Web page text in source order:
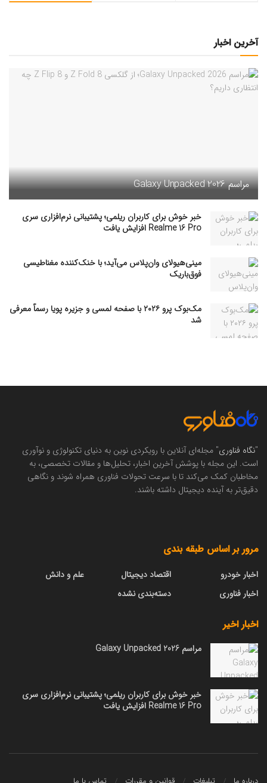
آخرین اخبار
مراسم Galaxy Unpacked 2026
خبر خوش برای کاربران ریلمی؛ پشتیبانی نرم‌افزاری سری
Realme 16 Pro افزایش یافت
مینی‌هیولای وان‌پلاس می‌آید؛ با خنک‌کننده مغناطیسی
فوق‌باریک
مک‌بوک پرو ۲۰۲۶ با صفحه لمسی و جزیره پویا رسماً معرفی
شد
"نگاه فناوری" مجله‌ای آنلاین با رویکردی نوین به دنیای تکنولوژی و نوآوری
است. این مجله با پوشش آخرین اخبار، تحلیل‌ها و مقالات تخصصی، به
مخاطبان کمک می‌کند تا با سرعت تحولات فناوری همراه شوند و نگاهی
دقیق‌تر به آینده دیجیتال داشته باشند.
مرور بر اساس طبقه بندی
اخبار خودرو
اخبار فناوری
اقتصاد دیجیتال
دسته‌بندی نشده
علم و دانش
اخبار اخیر
مراسم Galaxy Unpacked 2026
خبر خوش برای کاربران ریلمی؛ پشتیبانی نرم‌افزاری سری
Realme 16 Pro افزایش یافت